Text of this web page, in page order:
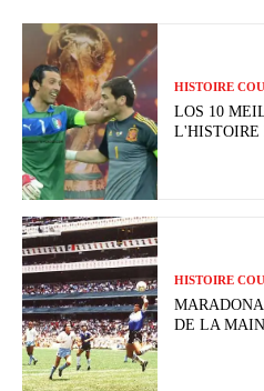
HISTOIRE
LOS 10
L'HISTOIRE
HISTOIRE
DE LA